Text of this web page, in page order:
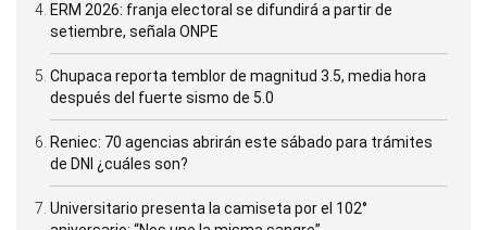
ERM 2026: franja electoral se difundirá a partir de
setiembre, señala ONPE
Chupaca reporta temblor de magnitud 3.5, media hora
después del fuerte sismo de 5.0
Reniec: 70 agencias abrirán este sábado para trámites
de DNI ¿cuáles son?
Universitario presenta la camiseta por el 102°